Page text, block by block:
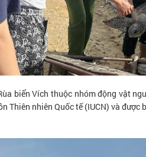
biển Vích thuộc nhóm động vật
Thiên nhiên Quốc tế (IUCN) và